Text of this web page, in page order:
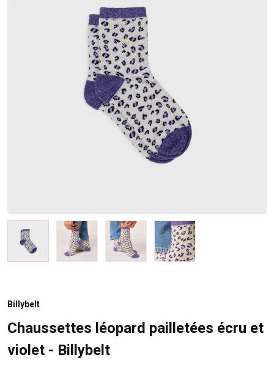
Billybelt
Chaussettes léopard pailletées écru et
violet - Billybelt